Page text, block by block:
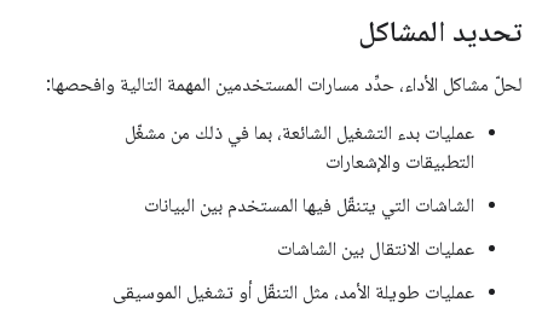
تحديد المشاكل
لحلّ مشاكل الأداء، حدِّد مسارات المستخدمين المهمة التالية وافحصها:
عمليات بدء التشغيل الشائعة، بما في ذلك من مشغّل
التطبيقات والإشعارات
الشاشات التي يتنقّل فيها المستخدم بين البيانات
عمليات الانتقال بين الشاشات
عمليات طويلة الأمد، مثل التنقّل أو تشغيل الموسيقى